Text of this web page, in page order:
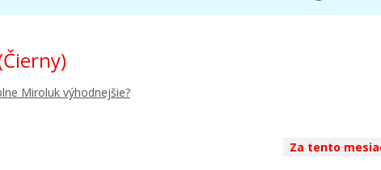
Miroluk výhodnejšie?
Za tento